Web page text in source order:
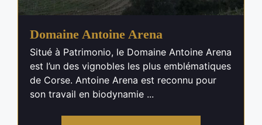
Domaine Antoine Arena
Situé à Patrimonio, le Domaine Antoine Arena
est l’un des vignobles les plus emblématiques
de Corse. Antoine Arena est reconnu pour
son travail en biodynamie ...